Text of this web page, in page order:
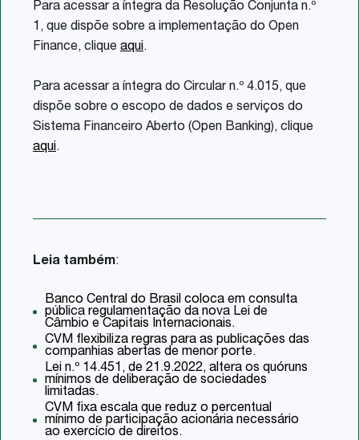
Para acessar a íntegra da Resolução Conjunta n.º
1, que dispõe sobre a implementação do Open
Finance, clique aqui.
Para acessar a íntegra do Circular n.º 4.015, que
dispõe sobre o escopo de dados e serviços do
Sistema Financeiro Aberto (Open Banking), clique
aqui.
Leia também:
Banco Central do Brasil coloca em consulta
pública regulamentação da nova Lei de
Câmbio e Capitais Internacionais.
CVM flexibiliza regras para as publicações das
companhias abertas de menor porte.
Lei n.º 14.451, de 21.9.2022, altera os quóruns
mínimos de deliberação de sociedades
limitadas.
CVM fixa escala que reduz o percentual
mínimo de participação acionária necessário
ao exercício de direitos.